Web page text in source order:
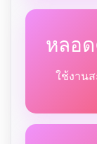
หลอ
ใช้งาน